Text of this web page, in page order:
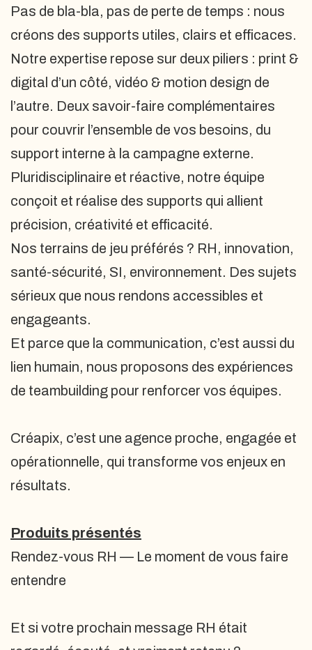
Pas de bla-bla, pas de perte de temps : nous
créons des supports utiles, clairs et efficaces.
Notre expertise repose sur deux piliers : print &
digital d’un côté, vidéo & motion design de
l’autre. Deux savoir-faire complémentaires
pour couvrir l’ensemble de vos besoins, du
support interne à la campagne externe.
Pluridisciplinaire et réactive, notre équipe
conçoit et réalise des supports qui allient
précision, créativité et efficacité.
Nos terrains de jeu préférés ? RH, innovation,
santé-sécurité, SI, environnement. Des sujets
sérieux que nous rendons accessibles et
engageants.
Et parce que la communication, c’est aussi du
lien humain, nous proposons des expériences
de teambuilding pour renforcer vos équipes.
Créapix, c’est une agence proche, engagée et
opérationnelle, qui transforme vos enjeux en
résultats.
Produits présentés
Rendez-vous RH — Le moment de vous faire
entendre
Et si votre prochain message RH était